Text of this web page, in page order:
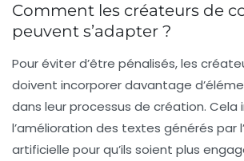
Comment les créateurs de
peuvent s’adapter ?
Pour éviter d’être pénalisés, les
doivent incorporer davantage
dans leur processus de création. Cela
l’amélioration des textes générés par
artificielle pour qu’ils soient plus